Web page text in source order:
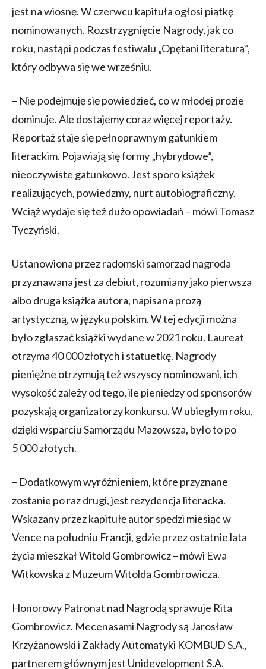
jest na wiosnę. W czerwcu kapituła ogłosi piątkę
nominowanych. Rozstrzygnięcie Nagrody, jak co
roku, nastąpi podczas festiwalu „Opętani literaturą”,
który odbywa się we wrześniu.
– Nie podejmuję się powiedzieć, co w młodej prozie
dominuje. Ale dostajemy coraz więcej reportaży.
Reportaż staje się pełnoprawnym gatunkiem
literackim. Pojawiają się formy „hybrydowe”,
nieoczywiste gatunkowo. Jest sporo książek
realizujących, powiedzmy, nurt autobiograficzny.
Wciąż wydaje się też dużo opowiadań – mówi Tomasz
Tyczyński.
Ustanowiona przez radomski samorząd nagroda
przyznawana jest za debiut, rozumiany jako pierwsza
albo druga książka autora, napisana prozą
artystyczną, w języku polskim. W tej edycji można
było zgłaszać książki wydane w 2021 roku. Laureat
otrzyma 40 000 złotych i statuetkę. Nagrody
pieniężne otrzymują też wszyscy nominowani, ich
wysokość zależy od tego, ile pieniędzy od sponsorów
pozyskają organizatorzy konkursu. W ubiegłym roku,
dzięki wsparciu Samorządu Mazowsza, było to po
5 000 złotych.
– Dodatkowym wyróżnieniem, które przyznane
zostanie po raz drugi, jest rezydencja literacka.
Wskazany przez kapitułę autor spędzi miesiąc w
Vence na południu Francji, gdzie przez ostatnie lata
życia mieszkał Witold Gombrowicz – mówi Ewa
Witkowska z Muzeum Witolda Gombrowicza.
Honorowy Patronat nad Nagrodą sprawuje Rita
Gombrowicz. Mecenasami Nagrody są Jarosław
Krzyżanowski i Zakłady Automatyki KOMBUD S.A.,
partnerem głównym jest Unidevelopment S.A.